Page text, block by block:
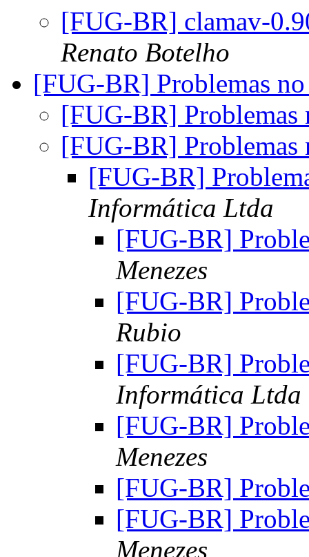
[FUG-BR] clamav-
Renato Botelho
[FUG-BR] Problemas
[FUG-BR]
[FUG-BR]
[FUG-BR]
Informática Ltda
[FUG-BR]
Menezes
[FUG-BR]
Rubio
[FUG-BR]
Informática Ltda
[FUG-BR]
Menezes
[FUG-BR]
[FUG-BR]
Menezes